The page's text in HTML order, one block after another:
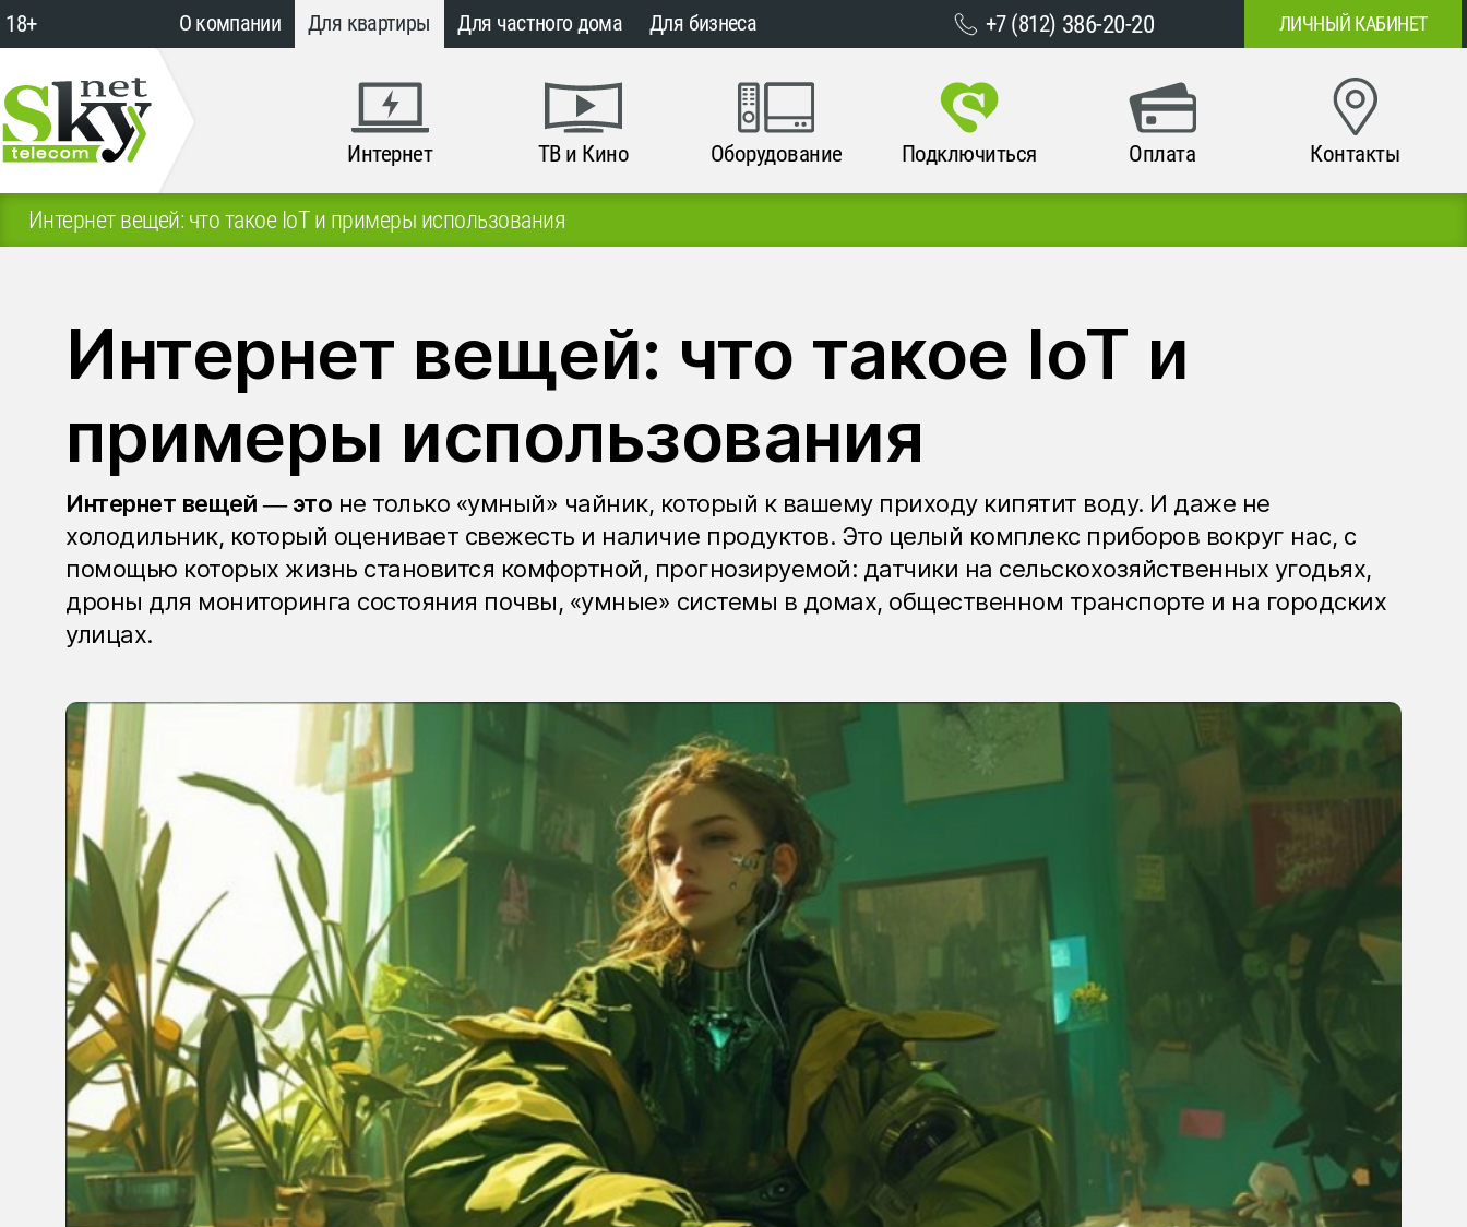
18+ О компании Для квартиры Для частного дома Для бизнеса +7 (812) 386-20-20 ЛИЧНЫЙ КАБИНЕТ
Интернет ТВ и Кино Оборудование Подключиться Оплата Контакты
Интернет вещей: что такое IoT и примеры использования
Интернет вещей: что такое IoT и
примеры использования
Интернет вещей — это не только «умный» чайник, который к вашему приходу кипятит воду. И даже не
холодильник, который оценивает свежесть и наличие продуктов. Это целый комплекс приборов вокруг нас, с
помощью которых жизнь становится комфортной, прогнозируемой: датчики на сельскохозяйственных угодьях,
дроны для мониторинга состояния почвы, «умные» системы в домах, общественном транспорте и на городских
улицах.